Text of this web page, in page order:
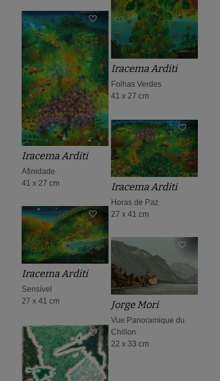
Iracema Arditi
Folhas Verdes
41 x 27 cm
Iracema Arditi
Afinidade
41 x 27 cm
Iracema Arditi
Horas de Paz
27 x 41 cm
Iracema Arditi
Sensível
27 x 41 cm
Jorge Mori
Vue Panoramique du
Chillon
22 x 33 cm